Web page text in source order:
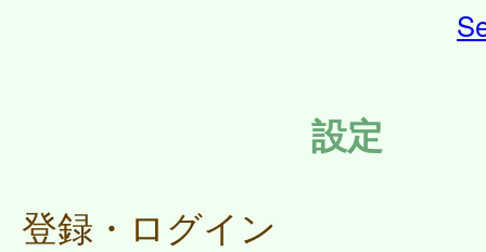
設定
登録・ログイン